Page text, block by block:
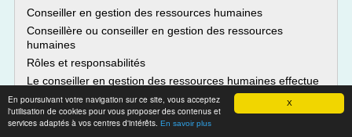
X
En poursuivant votre navigation sur ce site, vous acceptez
l'utilisation de cookies pour vous proposer des contenus et
services adaptés à vos centres d'intérêts. En savoir plus
Conseiller en gestion des ressources humaines
Conseillère ou conseiller en gestion des ressources
humaines
Rôles et responsabilités
Le conseiller en gestion des ressources humaines effectue
des tâches de conseil, de recherche et d'analyse dans les
domaines suivants : la classification et la détermination des
emplois, la dotation des emplois, la santé et la sécurité au